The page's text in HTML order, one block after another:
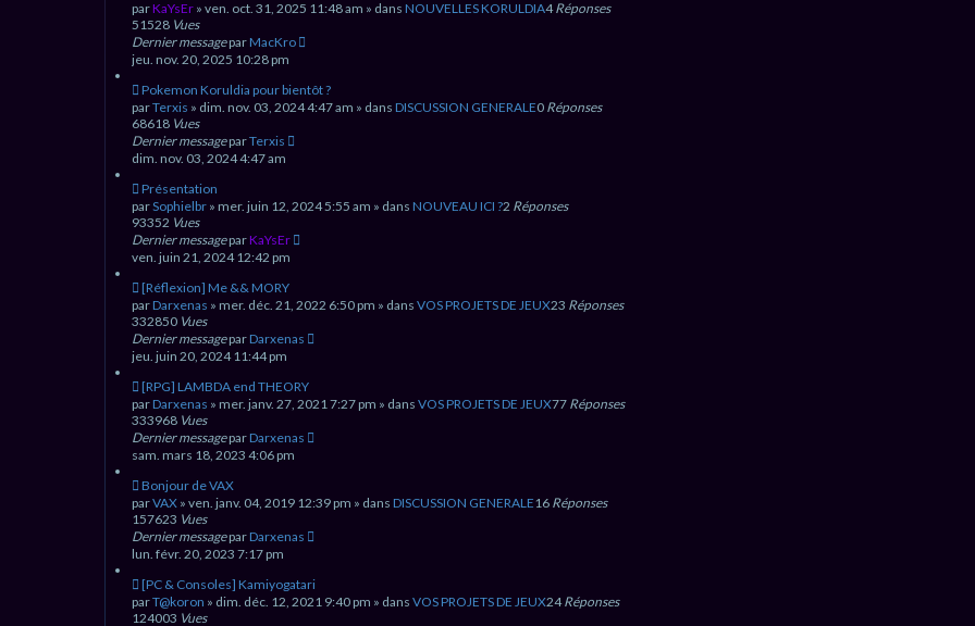
m
e
s
a
g
o
u
v
u
m
e
s
s
a
g
parKaYsEr » ven. oct. 31, 2025 11:48 am » dans NOUVELLES KORULDIA4Réponses
51528 Vues
Dernier messageparMacKro
jeu. nov. 20, 2025 10:28 pm
N
o
u
v
e
u
m
e
s
a
g
e
Pokemon Koruldia pour bientôt ?
parTerxis » dim. nov. 03, 2024 4:47 am » dans DISCUSSION GENERALE0 Réponses
68618 Vues
Dernier messageparTerxis
dim. nov. 03, 2024 4:47 am
N
o
u
v
u
m
e
s
a
g
e
Présentation
parSophielbr » mer. juin 12, 2024 5:55 am » dans NOUVEAU ICI ?2 Réponses
93352 Vues
Dernier messageparKaYsEr
ven. juin 21, 2024 12:42 pm
N
o
u
v
u
m
e
s
a
g
[Réflexion] Me && MORY
parDarxenas » mer. déc. 21, 2022 6:50 pm » dans VOS PROJETS DE JEUX23 Réponses
332850 Vues
Dernier messageparDarxenas
jeu. juin 20, 2024 11:44 pm
N
o
u
v
u
m
e
s
a
g
e
[RPG] LAMBDA end THEORY
parDarxenas » mer. janv. 27, 2021 7:27 pm » dans VOS PROJETS DE JEUX77 Réponses
333968 Vues
Dernier messageparDarxenas
sam. mars 18, 2023 4:06 pm
N
o
u
v
u
m
e
Bonjour de VAX
parVAX » ven. janv. 04, 2019 12:39 pm » dans DISCUSSION GENERALE16 Réponses
157623 Vues
Dernier messageparDarxenas
lun. févr. 20, 2023 7:17 pm
N
o
u
[PC & Consoles] Kamiyogatari
parT@koron » dim. déc. 12, 2021 9:40 pm » dans VOS PROJETS DE JEUX24Réponses
124003 Vues